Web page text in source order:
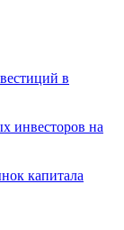
в
инвесторов на
капитала